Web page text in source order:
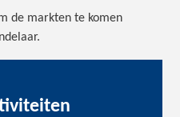
de markten te komen